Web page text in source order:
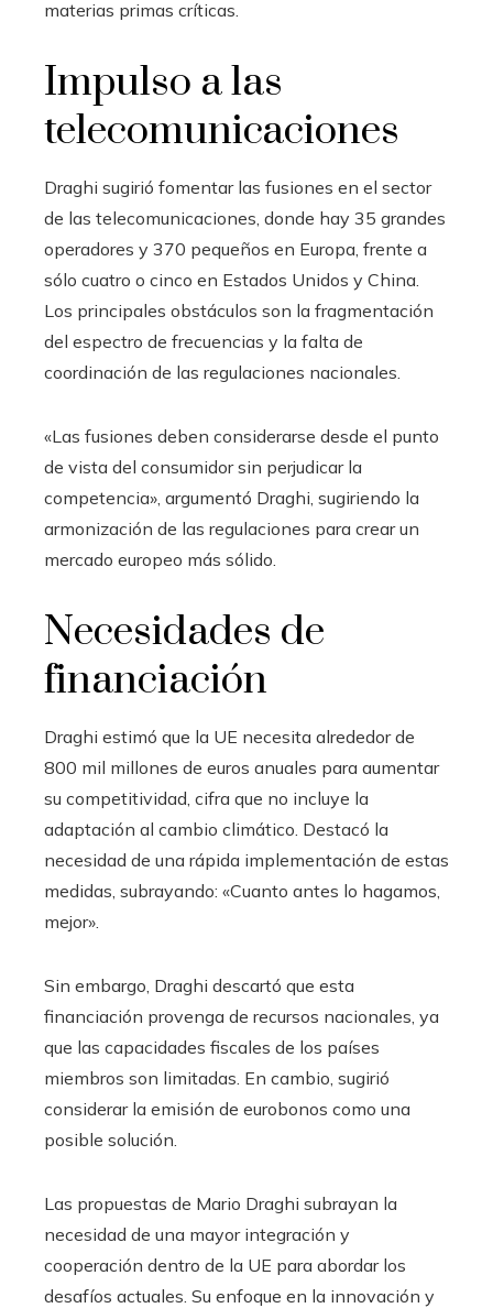
materias primas críticas.
Impulso a las
telecomunicaciones
Draghi sugirió fomentar las fusiones en el sector
de las telecomunicaciones, donde hay 35 grandes
operadores y 370 pequeños en Europa, frente a
sólo cuatro o cinco en Estados Unidos y China.
Los principales obstáculos son la fragmentación
del espectro de frecuencias y la falta de
coordinación de las regulaciones nacionales.
«Las fusiones deben considerarse desde el punto
de vista del consumidor sin perjudicar la
competencia», argumentó Draghi, sugiriendo la
armonización de las regulaciones para crear un
mercado europeo más sólido.
Necesidades de
financiación
Draghi estimó que la UE necesita alrededor de
800 mil millones de euros anuales para aumentar
su competitividad, cifra que no incluye la
adaptación al cambio climático. Destacó la
necesidad de una rápida implementación de estas
medidas, subrayando: «Cuanto antes lo hagamos,
mejor».
Sin embargo, Draghi descartó que esta
financiación provenga de recursos nacionales, ya
que las capacidades fiscales de los países
miembros son limitadas. En cambio, sugirió
considerar la emisión de eurobonos como una
posible solución.
Las propuestas de Mario Draghi subrayan la
necesidad de una mayor integración y
cooperación dentro de la UE para abordar los
desafíos actuales. Su enfoque en la innovación y